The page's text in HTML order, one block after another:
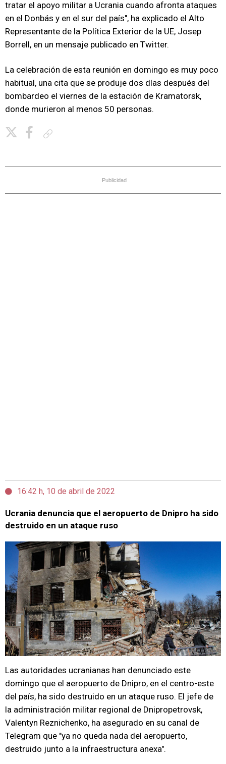
tratar el apoyo militar a Ucrania cuando afronta ataques
en el Donbás y en el sur del país", ha explicado el Alto
Representante de la Política Exterior de la UE, Josep
Borrell, en un mensaje publicado en Twitter.
La celebración de esta reunión en domingo es muy poco
habitual, una cita que se produje dos días después del
bombardeo el viernes de la estación de Kramatorsk,
donde murieron al menos 50 personas.
Publicidad
16:42 h, 10 de abril de 2022
Ucrania denuncia que el aeropuerto de Dnipro ha sido
destruido en un ataque ruso
Las autoridades ucranianas han denunciado este
domingo que el aeropuerto de Dnipro, en el centro-este
del país, ha sido destruido en un ataque ruso. El jefe de
la administración militar regional de Dnipropetrovsk,
Valentyn Reznichenko, ha asegurado en su canal de
Telegram que "ya no queda nada del aeropuerto,
destruido junto a la infraestructura anexa".